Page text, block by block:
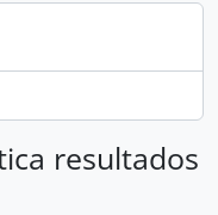
resultados